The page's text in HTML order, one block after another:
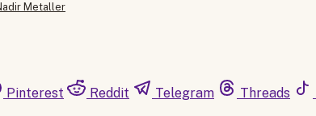
Metaller
Pinterest Reddit Telegram Threads